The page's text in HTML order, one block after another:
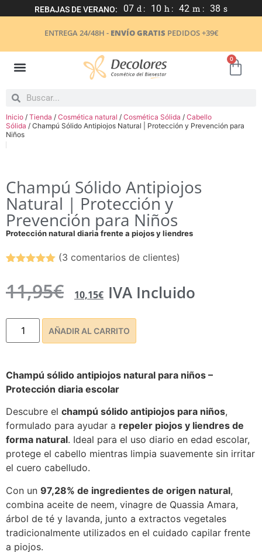
REBAJAS DE VERANO: 07 d : 10 h : 42 m : 38 s
ENTREGA 24/48H - ENVÍO GRATIS PEDIDOS +39€
0
Inicio / Tienda / Cosmética natural / Cosmética Sólida / Cabello
Sólida / Champú Sólido Antipiojos Natural | Protección y Prevención para
Niños
Champú Sólido Antipiojos
Natural | Protección y
Prevención para Niños
Protección natural diaria frente a piojos y liendres
Reviews
5.00sobre
5 basado
3
puntuaciones
3 comentarios de clientes)
11,95€ 10,15€ IVA Incluido